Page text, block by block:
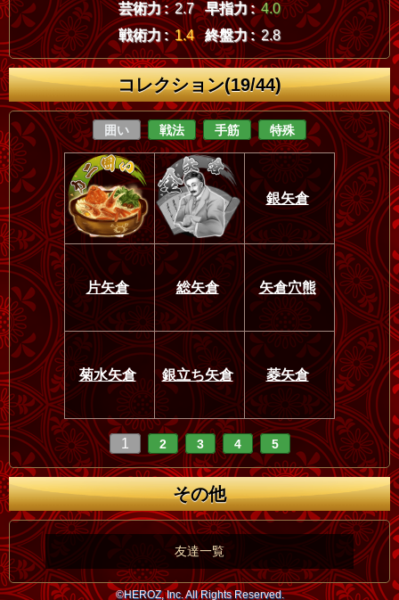
芸術力 : 2.7 早指力 : 4.0
戦術力 : 1.4 終盤力 : 2.8
コレクション(19/44)
囲い 戦法 手筋 特殊
銀矢倉
片矢倉 総矢倉 矢倉穴熊
菊水矢倉 銀立ち矢倉 菱矢倉
1 2 3 4 5
その他
友達一覧
©HEROZ, Inc. All Rights Reserved.